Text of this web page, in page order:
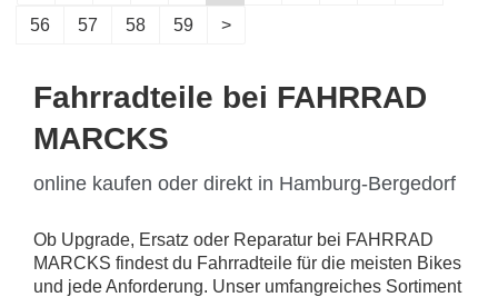
56 57 58 59 >
Fahrradteile bei FAHRRAD
MARCKS
online kaufen oder direkt in Hamburg-Bergedorf
Ob Upgrade, Ersatz oder Reparatur bei FAHRRAD
MARCKS findest du Fahrradteile für die meisten Bikes
und jede Anforderung. Unser umfangreiches Sortiment